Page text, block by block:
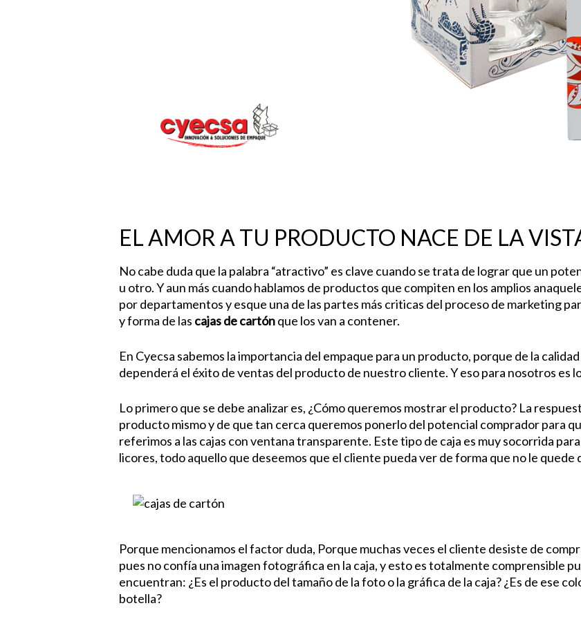
EL AMOR A TU PRODUCTO NACE DE LA
No cabe duda que la palabra “atractivo” es clave cuando se trata de lograr que un
u otro. Y aun más cuando hablamos de productos que compiten en los amplios
por departamentos y esque una de las partes más criticas del proceso de marketing
y forma de las cajas de cartónque los van a contener.
En Cyecsa sabemos la importancia del empaque para un producto, porque de la
dependerá el éxito de ventas del producto de nuestro cliente. Y eso para nosotros es
Lo primero que se debe analizar es, ¿Cómo queremos mostrar el producto? La
producto mismo y de que tan cerca queremos ponerlo del potencial comprador para
referimos a las cajas con ventana transparente. Este tipo de caja es muy socorrida
licores, todo aquello que deseemos que el cliente pueda ver de forma que no le quede
Porque mencionamos el factor duda, Porque muchas veces el cliente desiste de
pues no confía una imagen fotográfica en la caja, y esto es totalmente comprensible
encuentran: ¿Es el producto del tamaño de la foto o la gráfica de la caja? ¿Es de ese
botella?